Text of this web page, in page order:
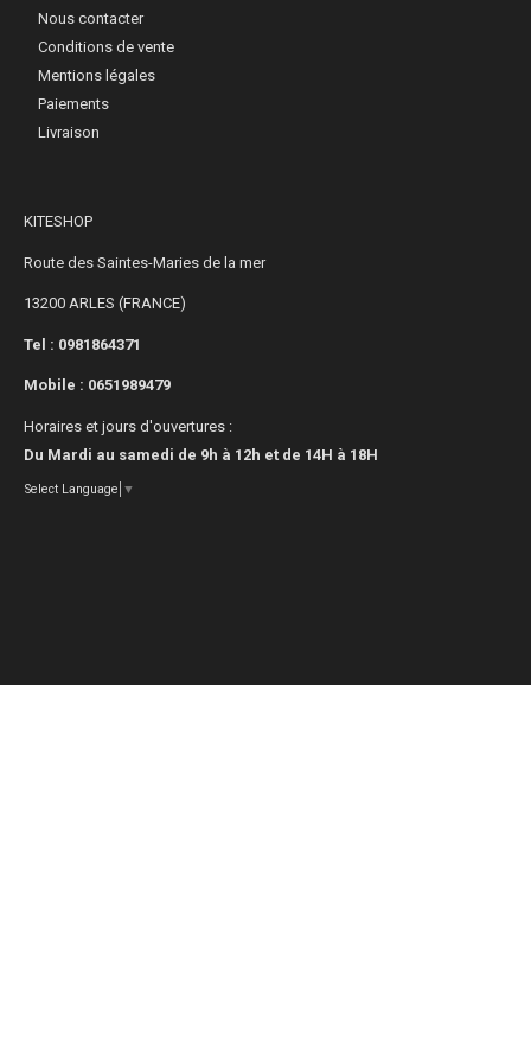
Nous contacter
Conditions de vente
Mentions légales
Paiements
Livraison
KITESHOP
Route des Saintes-Maries de la mer
13200 ARLES (FRANCE)
Tel : 0981864371
Mobile : 0651989479
Horaires et jours d'ouvertures :
Du Mardi au samedi de 9h à 12h et de 14H à 18H
Select Language ▼